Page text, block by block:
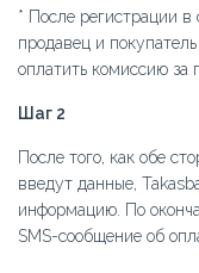
* После регистрации
продавец и
оплатить комиссию за
Шаг 2
После того, как обе
введут данные,
информацию. По
SMS-сообщение об